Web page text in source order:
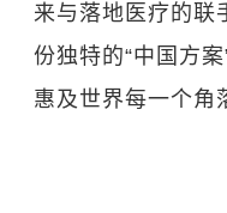
来与落地医疗的联
份独特的“中国方
惠及世界每一个角